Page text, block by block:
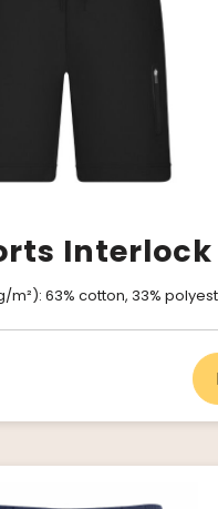
Interlock
33% polyester (recycled), 4% elastane Mesh: